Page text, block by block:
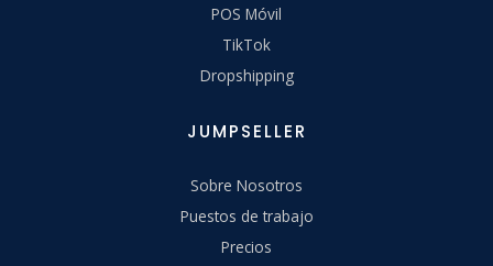
POS Móvil
TikTok
Dropshipping
JUMPSELLER
Sobre Nosotros
Puestos de trabajo
Precios